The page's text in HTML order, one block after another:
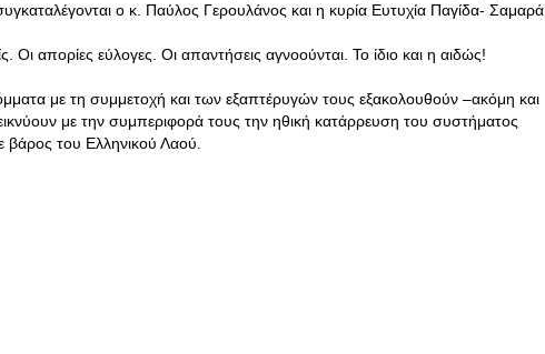
ο κ. Παύλος Γερουλάνος και η κυρία Ευτυχία Παγίδα- Σαμαρά.
Οι απορίες εύλογες. Οι απαντήσεις αγνοούνται. Το ίδιο και η αιδώς!
με τη συμμετοχή και των εξαπτέρυγών τους εξακολουθούν –ακόμη και
με την συμπεριφορά τους την ηθική κατάρρευση του συστήματος
του Ελληνικού Λαού.